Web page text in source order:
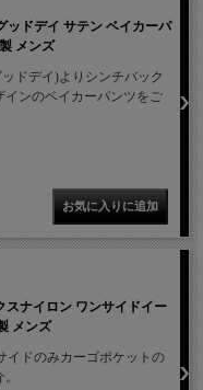
ッドデイ サテン ベイカーパ
メンズ
ッドデイ)よりシンチバック
ンのベイカーパンツをご
スナイロン ワンサイドイー
メンズ
イドのみカーゴポケットの